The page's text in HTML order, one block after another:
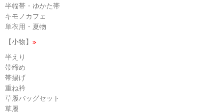
半幅帯・ゆかた帯
キモノカフェ
単衣用・夏物
【小物】 »
半えり
帯締め
帯揚げ
重ね衿
草履バッグセット
草履